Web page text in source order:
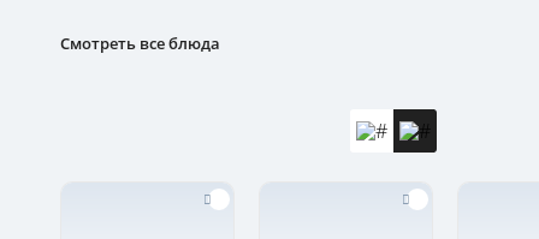
Смотреть все блюда